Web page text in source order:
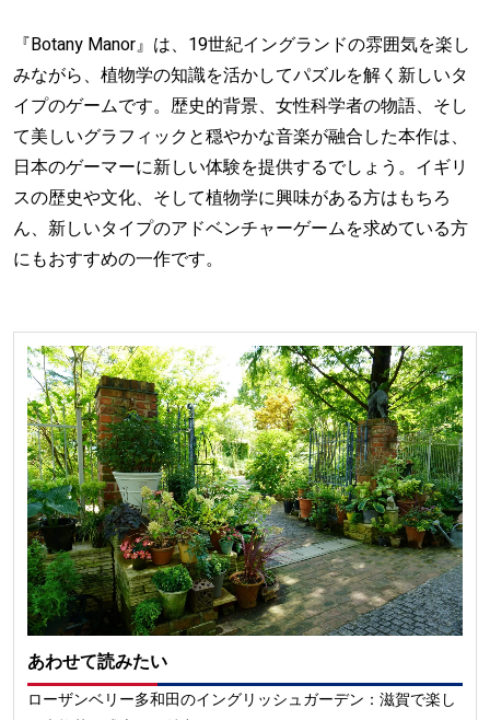
『Botany Manor』は、19世紀イングランドの雰囲気を楽し
みながら、植物学の知識を活かしてパズルを解く新しいタ
イプのゲームです。歴史的背景、女性科学者の物語、そし
て美しいグラフィックと穏やかな音楽が融合した本作は、
日本のゲーマーに新しい体験を提供するでしょう。イギリ
スの歴史や文化、そして植物学に興味がある方はもちろ
ん、新しいタイプのアドベンチャーゲームを求めている方
にもおすすめの一作です。
あわせて読みたい
ローザンベリー多和田のイングリッシュガーデン：滋賀で楽し